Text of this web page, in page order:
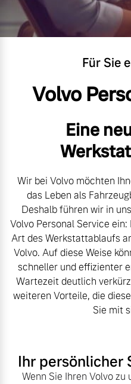
Mild-Hybrid
Geschäftskunden
Editionsmodelle
Konnektivität
Angebot anfragen
Fahrzeug
Volvo
Aktuelle
Zubehörkatalog
Service by Volvo
Sie
Kontakt und
Für Sie
Volvo
Eine
Wir bei Volvo möchten
das Leben als
Deshalb führen wir in
Volvo Personal Service
Art des Werkstattablaufs
Volvo. Auf diese Weise
schneller und effizienter
Wartezeit deutlich
weiteren Vorteile, die
Sie mit
Ihr persönlicher
Wenn Sie Ihren Volvo